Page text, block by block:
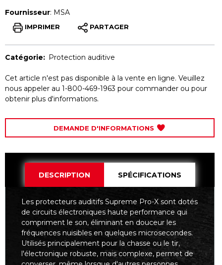
Fournisseur: MSA
IMPRIMER PARTAGER
Catégorie: Protection auditive
Cet article n'est pas disponible à la vente en ligne. Veuillez
nous appeler au 1-800-469-1963 pour commander ou pour
obtenir plus d'informations.
DEMANDE D'INFORMATIONS
DESCRIPTION SPÉCIFICATIONS
Les protecteurs auditifs Supreme Pro-X sont dotés
de circuits électroniques haute performance qui
compriment le son, éliminant en douceur les
fréquences nuisibles en quelques microsecondes.
Utilisés principalement pour la chasse ou le tir,
l'électronique robuste, mais complexe, permet de